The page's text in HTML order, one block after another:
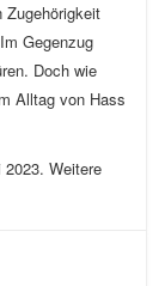
Zugehörigkeit
Gegenzug
Doch wie
Alltag von Hass
Weitere